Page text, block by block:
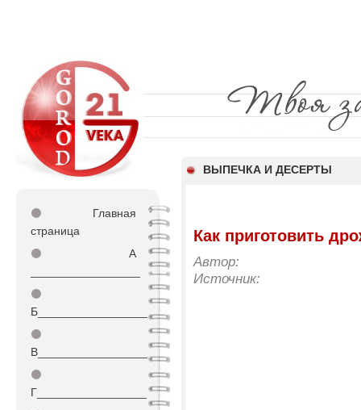
ВЫПЕЧКА И ДЕСЕРТЫ
⚫
Главная
страница
⚫
А
⚫
Б_________________
⚫
В_________________
⚫
Г_________________
Как приготовить
Автор:
Источник: